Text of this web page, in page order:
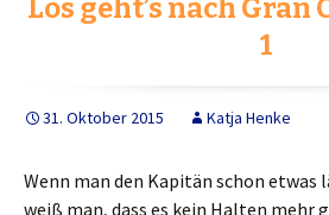
o
o
e
r
n
Los geht’s nach Gran
1
31. Oktober 2015 Katja Henke
Wenn man den Kapitän schon etwas
weiß man, dass es kein Halten mehr